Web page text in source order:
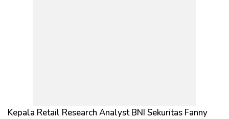
Kepala Retail Research Analyst BNI Sekuritas Fanny